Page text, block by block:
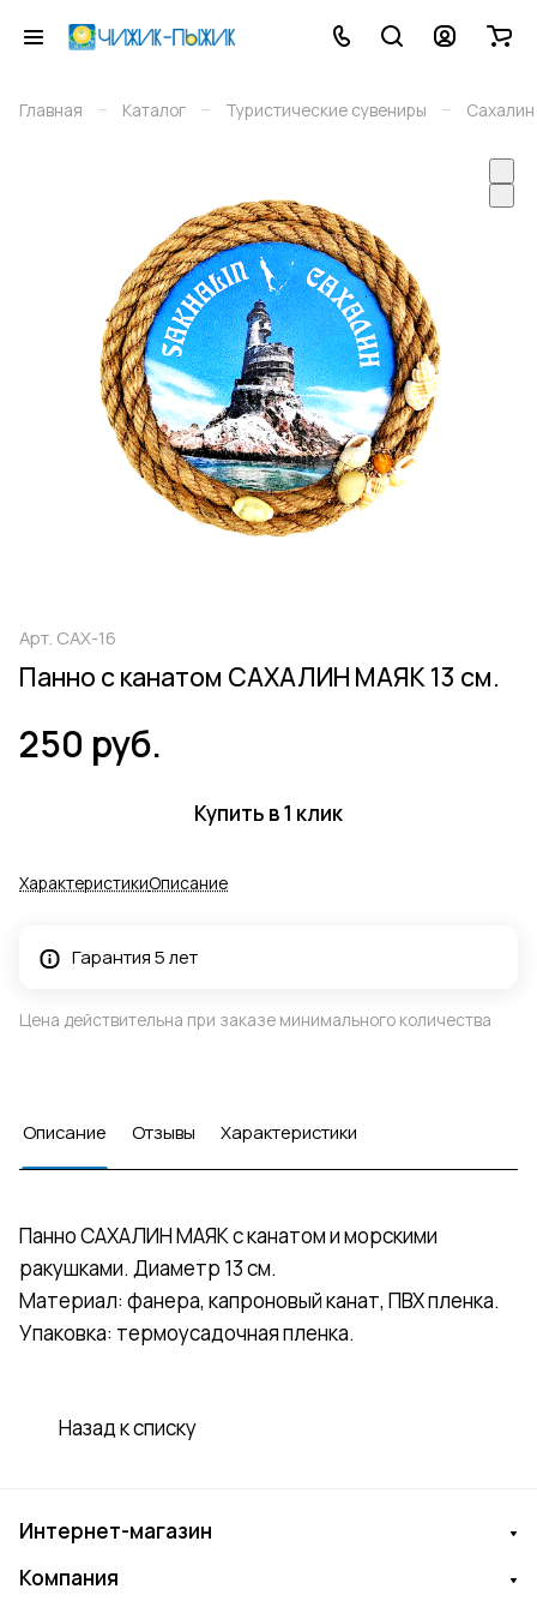
Главная – Каталог – Туристические сувениры – Сахалин
Арт. САХ-16
Панно с канатом САХАЛИН МАЯК 13 см.
250 руб.
Купить в 1 клик
ХарактеристикиОписание
Гарантия 5 лет
Цена действительна при заказе минимального количества
Описание Отзывы Характеристики
Панно САХАЛИН МАЯК с канатом и морскими
ракушками. Диаметр 13 см.
Материал: фанера, капроновый канат, ПВХ пленка.
Упаковка: термоусадочная пленка.
Назад к списку
Интернет-магазин
Компания